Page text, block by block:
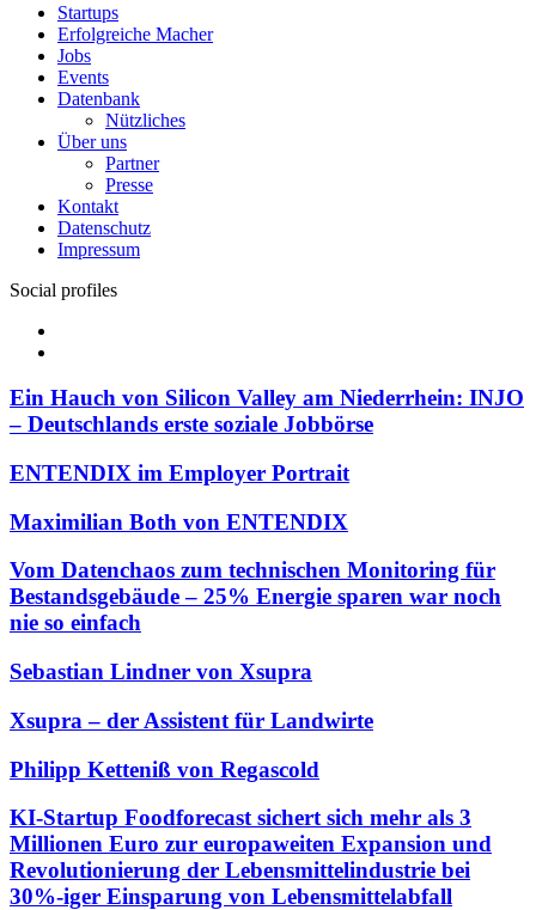
Startups
Erfolgreiche Macher
Jobs
Events
Datenbank
Nützliches
Über uns
Partner
Presse
Kontakt
Datenschutz
Impressum
Social profiles
Ein Hauch von Silicon Valley am Niederrhein: INJO
– Deutschlands erste soziale Jobbörse
ENTENDIX im Employer Portrait
Maximilian Both von ENTENDIX
Vom Datenchaos zum technischen Monitoring für
Bestandsgebäude – 25% Energie sparen war noch
nie so einfach
Sebastian Lindner von Xsupra
Xsupra – der Assistent für Landwirte
Philipp Ketteniß von Regascold
KI-Startup Foodforecast sichert sich mehr als 3
Millionen Euro zur europaweiten Expansion und
Revolutionierung der Lebensmittelindustrie bei
30%-iger Einsparung von Lebensmittelabfall